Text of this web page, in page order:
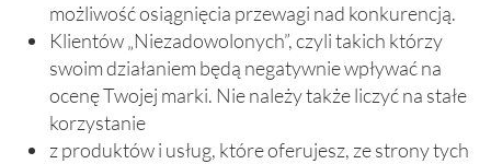
możliwość osiągnięcia przewagi nad konkurencją.
Klientów „Niezadowolonych”, czyli takich którzy
swoim działaniem będą negatywnie wpływać na
ocenę Twojej marki. Nie należy także liczyć na stałe
korzystanie
z produktów i usług, które oferujesz, ze strony tych